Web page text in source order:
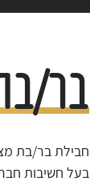
בר/
חבילת בר/בת
בעל חשיבות